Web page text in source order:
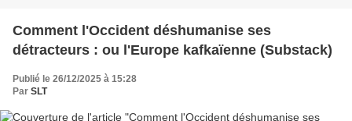
Comment l'Occident déshumanise ses
détracteurs : ou l'Europe kafkaïenne (Substack)
Publié le 26/12/2025 à 15:28
Par SLT